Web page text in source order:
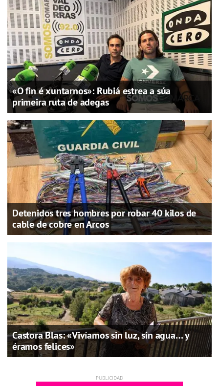
«O fin é xuntarnos»: Rubiá estrea a súa
primeira ruta de adegas
Detenidos tres hombres por robar 40 kilos de
cable de cobre en Arcos
Castora Blas: «Vivíamos sin luz, sin agua… y
éramos felices»